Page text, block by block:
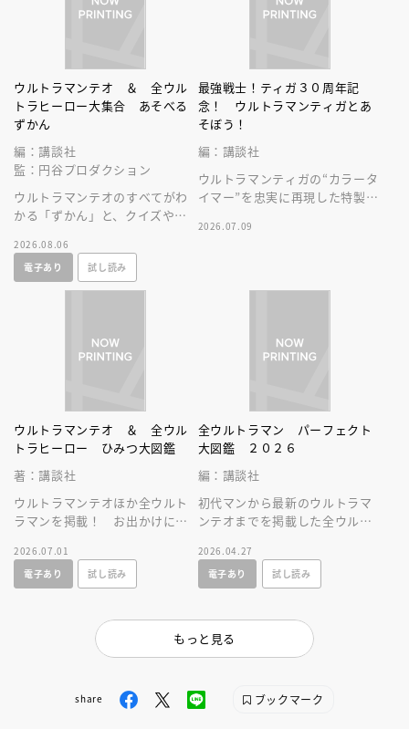
ウルトラマンテオ ＆ 全ウル
トラヒーロー大集合 あそべる
ずかん
編：講談社
監：円谷プロダクション
ウルトラマンテオのすべてがわ
かる「ずかん」と、クイズや絵
る「あそび」ページがぎゅっと
一冊に！
2026.08.06
電子あり
試し読み
最強戦士！ティガ３０周年記
念！ ウルトラマンティガとあ
そぼう！
編：講談社
ウルトラマンティガの“カラータ
イマー”を忠実に再現した特製ラ
Ｅ ＴＩＧＡ」サウンド付録つ
2026.07.09
ウルトラマンテオ ＆ 全ウル
トラヒーロー ひみつ大図鑑
著：講談社
ウルトラマンテオほか全ウルト
ラマンを掲載！ お出かけに便
ルトラヒーロのすべてが分か
る！
2026.07.01
電子あり
試し読み
全ウルトラマン パーフェクト
大図鑑 ２０２６
編：講談社
初代マンから最新のウルトラマ
ンテオまでを掲載した全ウルト
訂版。必殺技やプロフィールを
大公開！
2026.04.27
電子あり
試し読み
もっと見る
share ブックマーク